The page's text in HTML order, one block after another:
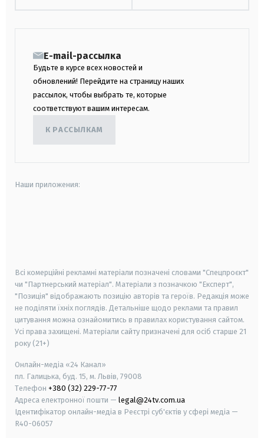
E-mail-рассылка
Будьте в курсе всех новостей и
обновлений! Перейдите на страницу наших
рассылок, чтобы выбрать те, которые
соответствуют вашим интересам.
К РАССЫЛКАМ
Наши приложения:
Всі комерційні рекламні матеріали позначені словами "Спецпроєкт"
чи "Партнерський матеріал". Матеріали з позначкою "Експерт",
"Позиція" відображають позицію авторів та героїв. Редакція може
не поділяти їхніх поглядів. Детальніше щодо реклами та правил
цитування можна ознайомитись в правилах користування сайтом.
Усі права захищені. Матеріали сайту призначені для осіб старше 21
року (21+)
Онлайн-медіа «24 Канал»
пл. Галицька, буд. 15, м. Львів, 79008
Телефон +380 (32) 229-77-77
Адреса електронної пошти — legal@24tv.com.ua
Ідентифікатор онлайн-медіа в Реєстрі суб'єктів у сфері медіа —
R40-06057